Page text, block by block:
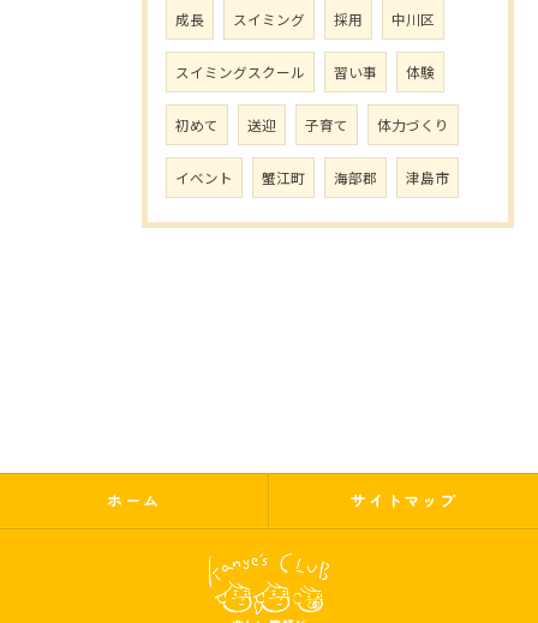
成長 スイミング 採用 中川区
スイミングスクール 習い事 体験
初めて 送迎 子育て 体力づくり
イベント 蟹江町 海部郡 津島市
ホーム サイトマップ